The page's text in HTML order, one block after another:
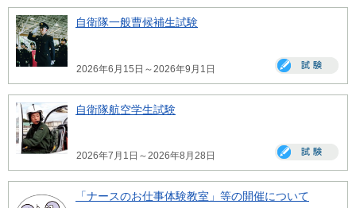
自衛隊一般曹候補生試験
2026年6月15日～2026年9月1日
自衛隊航空学生試験
2026年7月1日～2026年8月28日
「ナースのお仕事体験教室」等の開催について